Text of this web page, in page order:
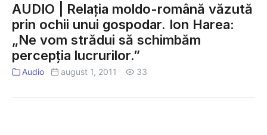
|
Relația
moldo-
română
văzută
ochii
AUDIO | Relația moldo-română văzută
prin ochii unui gospodar. Ion Harea:
„Ne vom strădui să schimbăm
percepția lucrurilor.”
Audio august 1, 2011 33